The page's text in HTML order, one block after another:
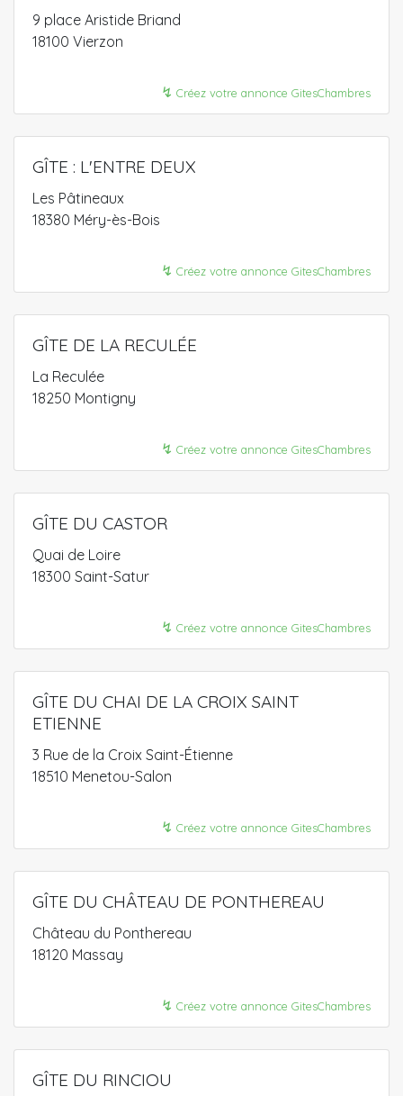
9 place Aristide Briand
18100 Vierzon
↯ Créez votre annonce GitesChambres
GÎTE : L'ENTRE DEUX
Les Pâtineaux
18380 Méry-ès-Bois
↯ Créez votre annonce GitesChambres
GÎTE DE LA RECULÉE
La Reculée
18250 Montigny
↯ Créez votre annonce GitesChambres
GÎTE DU CASTOR
Quai de Loire
18300 Saint-Satur
↯ Créez votre annonce GitesChambres
GÎTE DU CHAI DE LA CROIX SAINT
ETIENNE
3 Rue de la Croix Saint-Étienne
18510 Menetou-Salon
↯ Créez votre annonce GitesChambres
GÎTE DU CHÂTEAU DE PONTHEREAU
Château du Ponthereau
18120 Massay
↯ Créez votre annonce GitesChambres
GÎTE DU RINCIOU